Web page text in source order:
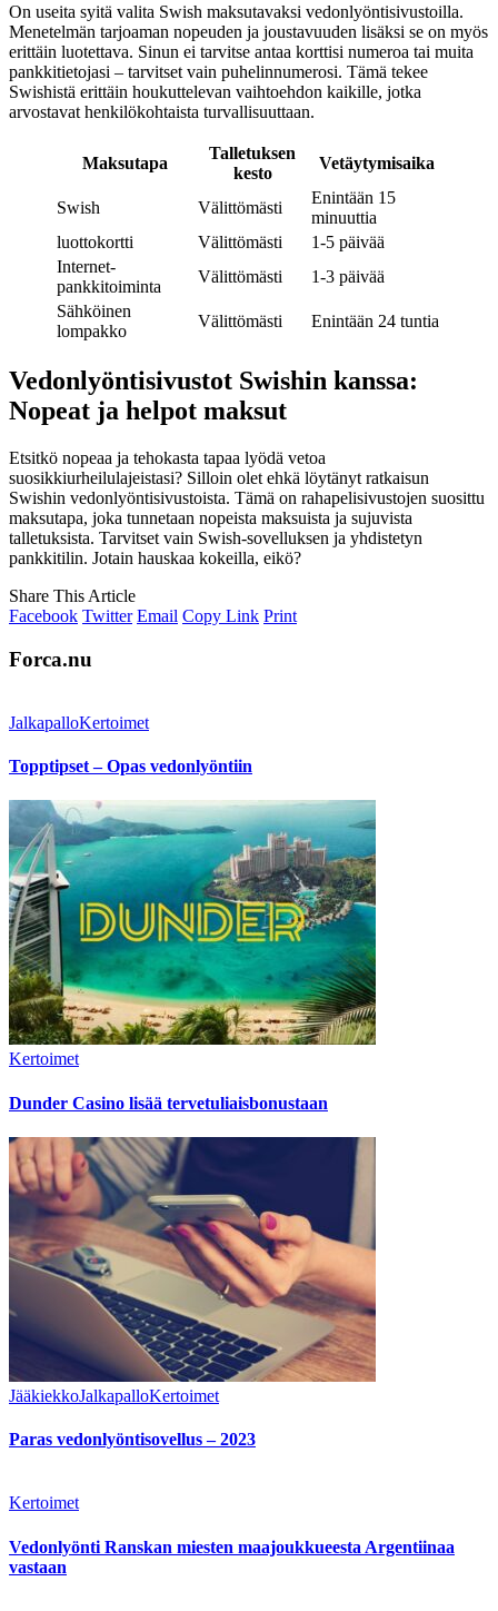
On useita syitä valita Swish maksutavaksi vedonlyöntisivustoilla.
Menetelmän tarjoaman nopeuden ja joustavuuden lisäksi se on myös
erittäin luotettava. Sinun ei tarvitse antaa korttisi numeroa tai muita
pankkitietojasi – tarvitset vain puhelinnumerosi. Tämä tekee
Swishistä erittäin houkuttelevan vaihtoehdon kaikille, jotka
arvostavat henkilökohtaista turvallisuuttaan.
Maksutapa
Talletuksen
kesto
Vetäytymisaika
Swish Välittömästi
Enintään 15
minuuttia
luottokortti
Välittömästi
1-5 päivää
Internet-
pankkitoiminta
Välittömästi
1-3 päivää
Sähköinen
lompakko
Välittömästi Enintään 24 tuntia
Vedonlyöntisivustot Swishin kanssa:
Nopeat ja helpot maksut
Etsitkö nopeaa ja tehokasta tapaa lyödä vetoa
suosikkiurheilulajeistasi? Silloin olet ehkä löytänyt ratkaisun
Swishin vedonlyöntisivustoista. Tämä on rahapelisivustojen suosittu
maksutapa, joka tunnetaan nopeista maksuista ja sujuvista
talletuksista. Tarvitset vain Swish-sovelluksen ja yhdistetyn
pankkitilin. Jotain hauskaa kokeilla, eikö?
Share This Article
Facebook Twitter Email Copy Link Print
Forca.nu
JalkapalloKertoimet
Topptipset – Opas vedonlyöntiin
Kertoimet
Dunder Casino lisää tervetuliaisbonustaan
JääkiekkoJalkapalloKertoimet
Paras vedonlyöntisovellus – 2023
Kertoimet
Vedonlyönti Ranskan miesten maajoukkueesta Argentiinaa
vastaan